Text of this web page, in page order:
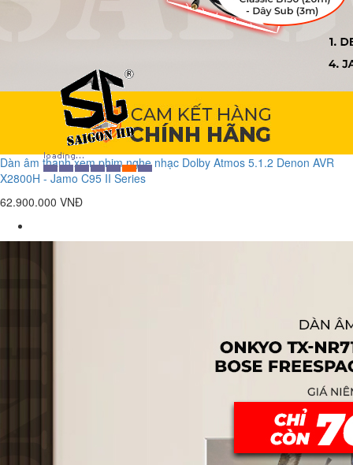
Dàn âm thanh xem phim nghe nhạc Dolby Atmos 5.1.2 Denon AVR
X2800H - Jamo C95 II Series
62.900.000 VNĐ